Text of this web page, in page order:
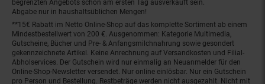
begrenzten Angebots schon am ersten Tag ausverkauft sein.
Abgabe nur in haushaltsüblichen Mengen!
**15€ Rabatt im Netto Online-Shop auf das komplette Sortiment ab einem
Mindestbestellwert von 200 €. Ausgenommen: Kategorie Multimedia,
Gutscheine, Bücher und Pre- & Anfangsmilchnahrung sowie gesondert
gekennzeichnete Artikel. Keine Anrechnung auf Versandkosten und Filial-
Abholservices. Der Gutschein wird nur einmalig an Neuanmelder für den
Online-Shop-Newsletter versendet. Nur online einlösbar. Nur ein Gutschein
pro Person und Bestellung. Restbeträge werden nicht ausgezahlt. Nicht mit